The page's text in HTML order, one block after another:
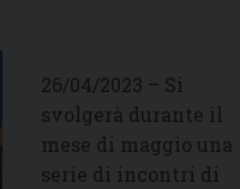
26/04/2023 – Si
svolgerà durante il
mese di maggio una
serie di incontri di